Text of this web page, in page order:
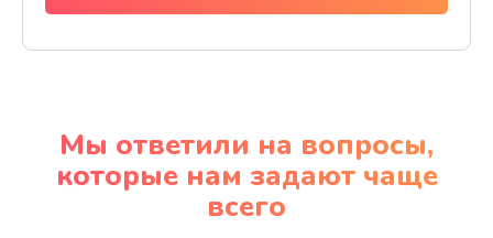
Заказать
Замена экрана
Мы ответили на вопросы,
которые нам задают чаще
всего